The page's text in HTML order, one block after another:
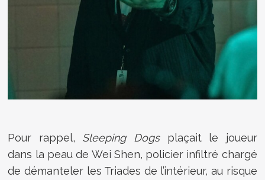
Pour rappel, Sleeping Dogsplaçait le joueur
dans la peau de Wei Shen, policier infiltré chargé
de démanteler les Triades de l’intérieur, au risque